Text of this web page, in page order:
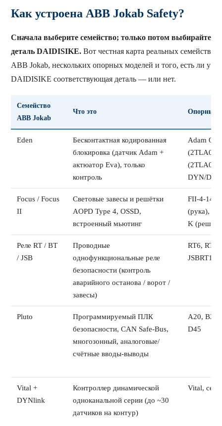
Как устроена ABB Jokab Safety?
Сначала выберите семейство; только потом выбирайте
деталь DAIDISIKE. Вот честная карта реальных семейств
ABB Jokab, нескольких опорных моделей и того, есть ли у
DAIDISIKE соответствующая деталь — или нет.
Семейство
ABB Jokab
Что это Опорные
Eden
Бесконтактная кодированная
блокировка (датчик Adam +
актюатор Eva), только
контроль
Adam
DYN/
Focus / Focus
II
Световые завесы и решётки
AOPD Type 4, OSSD,
встроенный мьютинг
FII-4-14
(рука),
K
Реле RT / BT
/ JSB
Проводные
однофункциональные реле
безопасности (контроль
аварийного останова / ворот /
завесы)
RT6,
JSBRT11
Pluto
Программируемый ПЛК
безопасности, CAN Safe-Bus,
многозонный, аналоговые/
счётные вводы-выводы
A20, B20,
D45
Vital +
DYNlink
Контроллер динамической
одноканальной серии (до ~30
датчиков на контур)
Vital,